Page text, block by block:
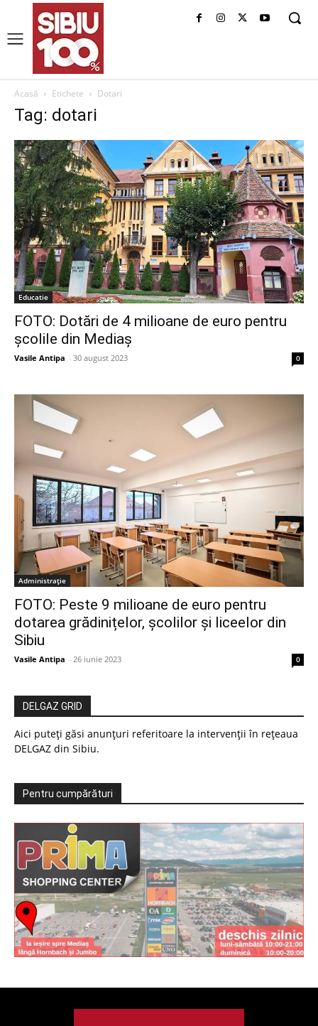
Acasă Etichete Dotari
Tag: dotari
Educatie
FOTO: Dotări de 4 milioane de euro pentru
școlile din Mediaș
Vasile Antipa - 30 august 2023 0
Administrație
FOTO: Peste 9 milioane de euro pentru
dotarea grădinițelor, școlilor și liceelor din
Sibiu
Vasile Antipa - 26 iunie 2023 0
DELGAZ GRID
Aici puteți găsi anunțuri referitoare la intervenții în rețeaua
DELGAZ din Sibiu.
Pentru cumpărături